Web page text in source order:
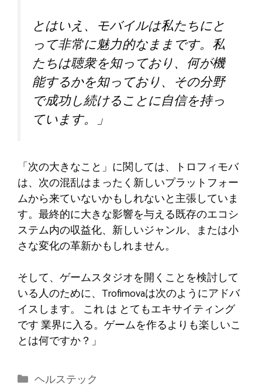
とはいえ、モバイルは私たちにと
って非常に魅力的なままです。私
たちは聴衆を知っており、何が機
能するかを知っており、その分野
で成功し続けることに自信を持っ
ています。」
「次の大きなこと」に関しては、トロフィモバ
は、次の混乱はまったく新しいプラットフォー
ムから来ていないかもしれないと主張していま
す。最終的に大きな影響を与える既存のエコシ
ステム内の収益化、新しいジャンル、または小
さな変化の革新かもしれません。
そして、ゲームスタジオを開くことを検討して
いる人のために、Trofimovaは次のようにアドバ
イスします。 これは とてもエキサイティング
です業界に入る。ゲームを作るよりも楽しいこ
とは何ですか？」
カ
ヘルステック